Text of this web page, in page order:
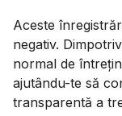
Aceste
negativ.
normal de
ajutându-te să
transparentă a